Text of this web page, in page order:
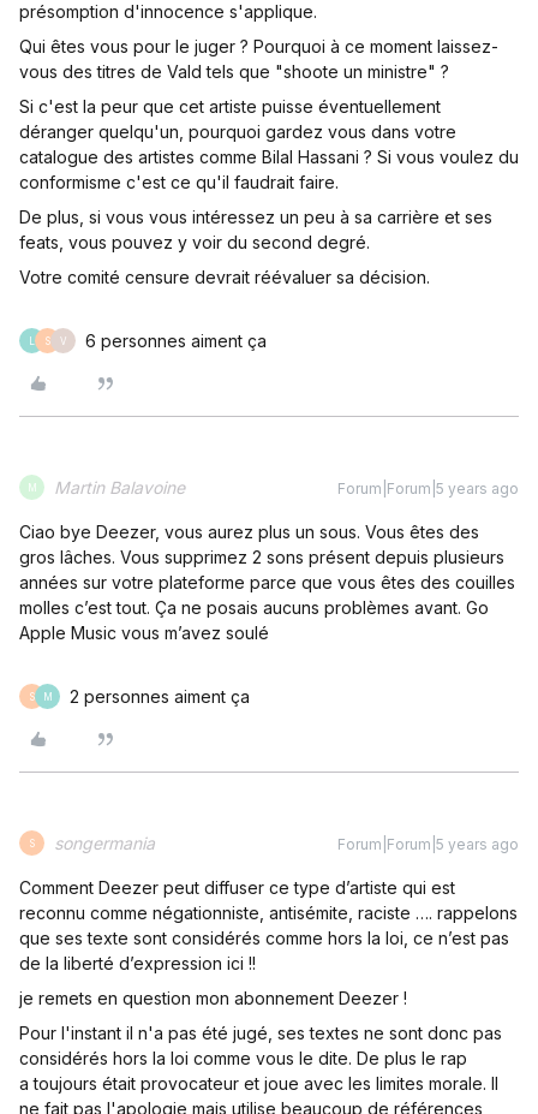
présomption d'innocence s'applique.
Qui êtes vous pour le juger ? Pourquoi à ce moment laissez-
vous des titres de Vald tels que "shoote un ministre" ?
Si c'est la peur que cet artiste puisse éventuellement
déranger quelqu'un, pourquoi gardez vous dans votre
catalogue des artistes comme Bilal Hassani ? Si vous voulez du
conformisme c'est ce qu'il faudrait faire.
De plus, si vous vous intéressez un peu à sa carrière et ses
feats, vous pouvez y voir du second degré.
Votre comité censure devrait réévaluer sa décision.
S V 6 personnes aiment ça
M Martin Balavoine Forum|Forum|5 years ago
Ciao bye Deezer, vous aurez plus un sous. Vous êtes des
gros lâches. Vous supprimez 2 sons présent depuis plusieurs
années sur votre plateforme parce que vous êtes des couilles
molles c’est tout. Ça ne posais aucuns problèmes avant. Go
Apple Music vous m’avez soulé
S M 2 personnes aiment ça
S songermania Forum|Forum|5 years ago
Comment Deezer peut diffuser ce type d’artiste qui est
reconnu comme négationniste, antisémite, raciste …. rappelons
que ses texte sont considérés comme hors la loi, ce n’est pas
de la liberté d’expression ici !!
je remets en question mon abonnement Deezer !
Pour l'instant il n'a pas été jugé, ses textes ne sont donc pas
considérés hors la loi comme vous le dite. De plus le rap
a toujours était provocateur et joue avec les limites morale. Il
ne fait pas l'apologie mais utilise beaucoup de références